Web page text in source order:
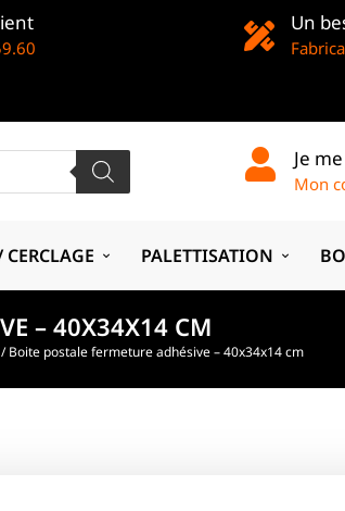
Un
Je
Mon
PALETTISATION
– 40X34X14 CM
/ Boite postale fermeture adhésive – 40x34x14 cm